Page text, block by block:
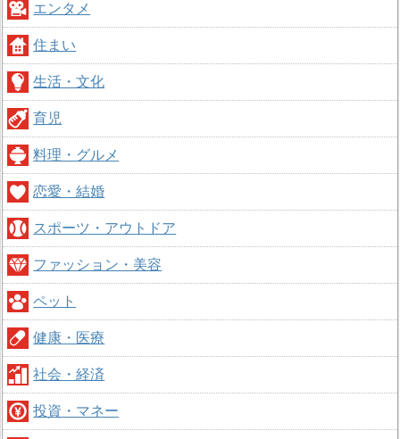
エンタメ
住まい
生活・文化
育児
料理・グルメ
恋愛・結婚
スポーツ・アウトドア
ファッション・美容
ペット
健康・医療
社会・経済
投資・マネー